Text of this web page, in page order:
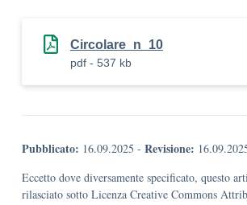
Circolare_n_10
pdf - 537 kb
Pubblicato: 16.09.2025 - Revisione:
Eccetto dove diversamente specificato, questo
rilasciato sotto Licenza Creative Commons